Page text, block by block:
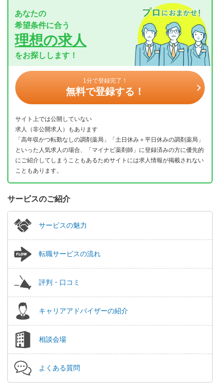
あなたの
希望条件に合う
理想の求人
をお探しします！
1分で登録完了！
無料で登録する！
サイト上では公開していない
求人（非公開求人）もあります
「高年収かつ転勤なしの調剤薬局」「土日休み＋平日休みの調剤薬局」
といった人気求人の場合、「マイナビ薬剤師」に登録済みの方に優先的
にご紹介してしまうこともあるためサイトには求人情報が掲載されない
こともあります。
サービスのご紹介
サービスの魅力
転職サービスの流れ
評判・口コミ
キャリアアドバイザーの紹介
相談会場
よくある質問